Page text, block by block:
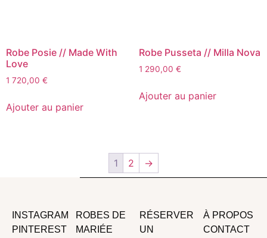
Robe Posie // Made With
Love
1 720,00 €
Ajouter au panier
Robe Pusseta // Milla Nova
1 290,00 €
Ajouter au panier
1 2 →
INSTAGRAM
PINTEREST
ROBES DE
MARIÉE
RÉSERVER
UN
À PROPOS
CONTACT